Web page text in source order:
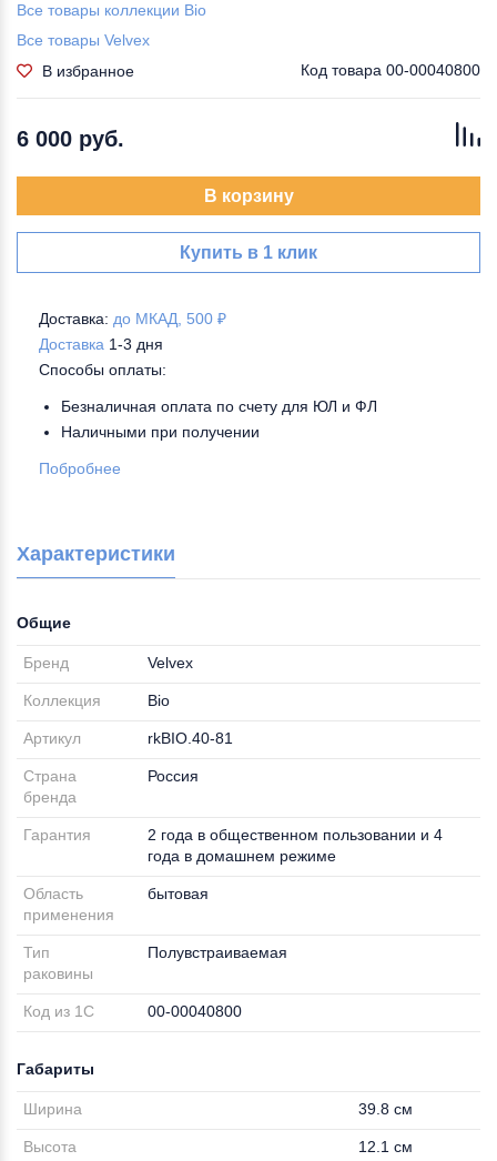
Все товары коллекции Bio
Все товары Velvex
В избранное
Код товара 00-00040800
6 000 руб.
В корзину
Купить в 1 клик
Доставка: до МКАД, 500 ₽
Доставка 1-3 дня
Способы оплаты:
Безналичная оплата по счету для ЮЛ и ФЛ
Наличными при получении
Побробнее
Характеристики
Общие
Бренд Velvex
Коллекция Bio
Артикул rkBIO.40-81
Страна
бренда
Россия
Гарантия
2 года в общественном пользовании и 4
года в домашнем режиме
Область
применения
бытовая
Тип
раковины
Полувстраиваемая
Код из 1С 00-00040800
Габариты
Ширина 39.8 см
Высота 12.1 см